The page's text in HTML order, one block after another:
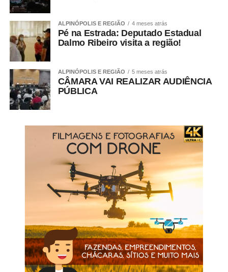
ALPINÓPOLIS E REGIÃO 4 meses atrás
Pé na Estrada: Deputado Estadual
Dalmo Ribeiro visita a região!
ALPINÓPOLIS E REGIÃO 5 meses atrás
CÂMARA VAI REALIZAR AUDIÊNCIA
PÚBLICA